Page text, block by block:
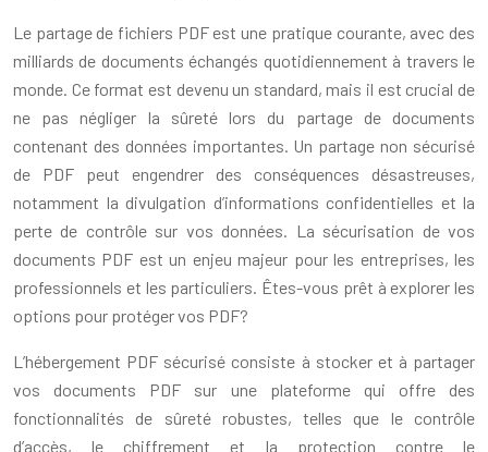
Le partage de fichiers PDF est une pratique courante, avec des
milliards de documents échangés quotidiennement à travers le
monde. Ce format est devenu un standard, mais il est crucial de
ne pas négliger la sûreté lors du partage de documents
contenant des données importantes. Un partage non sécurisé
de PDF peut engendrer des conséquences désastreuses,
notamment la divulgation d’informations confidentielles et la
perte de contrôle sur vos données. La sécurisation de vos
documents PDF est un enjeu majeur pour les entreprises, les
professionnels et les particuliers. Êtes-vous prêt à explorer les
options pour protéger vos PDF?
L’hébergement PDF sécurisé consiste à stocker et à partager
vos documents PDF sur une plateforme qui offre des
fonctionnalités de sûreté robustes, telles que le contrôle
d’accès, le chiffrement et la protection contre le